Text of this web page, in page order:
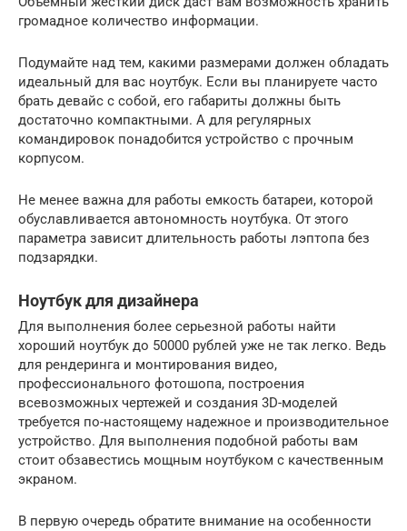
громадное количество информации.
Подумайте над тем, какими размерами должен обладать
идеальный для вас ноутбук. Если вы планируете часто
брать девайс с собой, его габариты должны быть
достаточно компактными. А для регулярных
командировок понадобится устройство с прочным
корпусом.
Не менее важна для работы емкость батареи, которой
обуславливается автономность ноутбука. От этого
параметра зависит длительность работы лэптопа без
подзарядки.
Ноутбук для дизайнера
Для выполнения более серьезной работы найти
хороший ноутбук до 50000 рублей уже не так легко. Ведь
для рендеринга и монтирования видео,
профессионального фотошопа, построения
всевозможных чертежей и создания 3D-моделей
требуется по-настоящему надежное и производительное
устройство. Для выполнения подобной работы вам
стоит обзавестись мощным ноутбуком с качественным
экраном.
В первую очередь обратите внимание на особенности